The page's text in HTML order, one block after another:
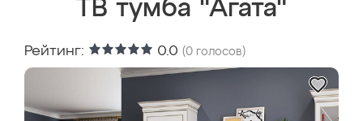
ТВ тумба "Агата"
Рейтинг: 0.0 (0 голосов)